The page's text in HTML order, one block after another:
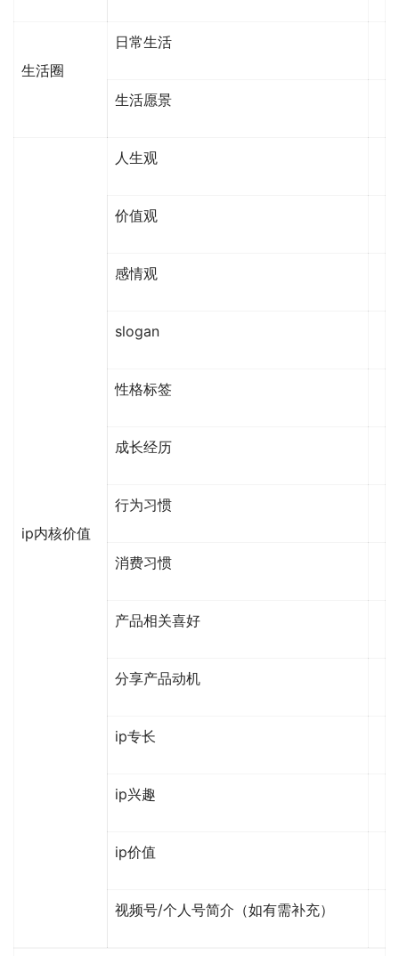
生活圈
日常生活
生活愿景
ip内核价值
人生观
价值观
感情观
slogan
性格标签
成长经历
行为习惯
消费习惯
产品相关喜好
分享产品动机
ip专长
ip兴趣
ip价值
视频号/个人号简介（如有需补充）